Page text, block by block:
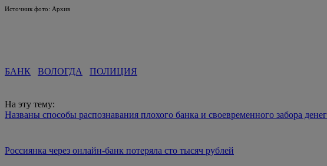
Источник фото: Архив
БАНК ВОЛОГДА ПОЛИЦИЯ
На эту тему:
Названы способы распознавания плохого банка и своевременного забора денег
Россиянка через онлайн-банк потеряла сто тысяч рублей